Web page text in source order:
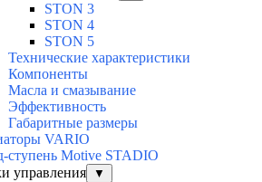
STON 3
STON 4
STON 5
Технические характеристики
Компоненты
Масла и смазывание
Эффективность
Габаритные размеры
VARIO
ступень Motive STADIO
управления
▼